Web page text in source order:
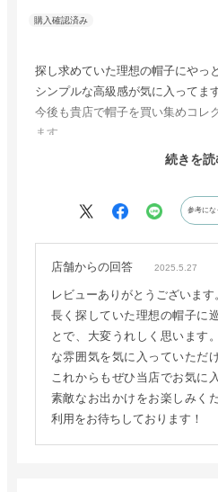
探し求めていた理想の帽子にやっ
シンプルな高級感が気に入ってます
今後も貴店で帽子を買い集めコレ
ます。
出掛けるのが楽しみです。続きを読
参考にな
店舗からの回答 2025.5.27
レビューありがとうございます
長く探していた理想の帽子に
とで、大変うれしく思います
な雰囲気を気に入っていただ
これからもぜひ当店でお気に
素敵なお出かけをお楽しみく
利用をお待ちしております！